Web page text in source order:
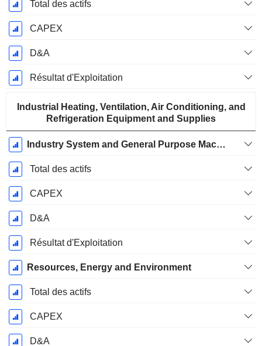
Total des actifs
CAPEX
D&A
Résultat d'Exploitation
Industrial Heating, Ventilation, Air Conditioning, and
Refrigeration Equipment and Supplies
Industry System and General Purpose Machine
Total des actifs
CAPEX
D&A
Résultat d'Exploitation
Resources, Energy and Environment
Total des actifs
CAPEX
D&A